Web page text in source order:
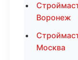
Воронеж
Москва